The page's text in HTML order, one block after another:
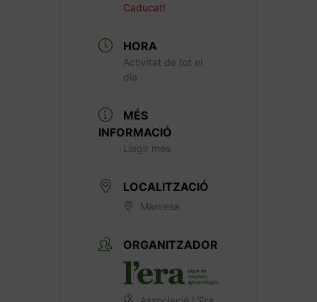
Caducat!
HORA
Activitat de tot el
dia
MÉS
INFORMACIÓ
Llegir més
LOCALITZACIÓ
Manresa
ORGANITZADOR